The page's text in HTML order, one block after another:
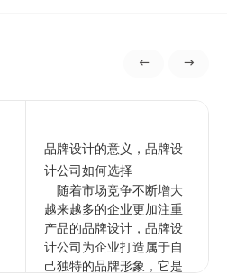
品牌设计的意义，品牌设
计公司如何选择
随着市场竞争不断增大
越来越多的企业更加注重
产品的品牌设计，品牌设
计公司为企业打造属于自
己独特的品牌形象，它是